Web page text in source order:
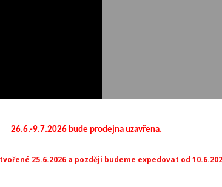
26.6.-9.7.2026 bude prodejna uzavřena.
25.6.2026 a později budeme expedovat od